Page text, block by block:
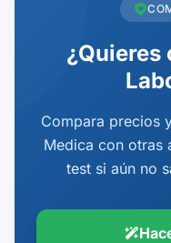
¿Quieres
Compara precios
Medica con otras
test si aún no